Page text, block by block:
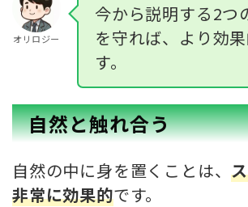
オリロジー
今から説明する2つ
を守れば、より効
す。
自然と触れ合う
自然の中に身を置くことは、
非常に効果的です。